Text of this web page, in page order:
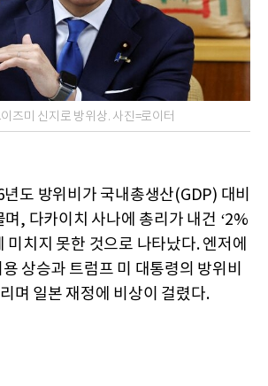
즈미 신지로 방위상. 사진=로이터
도 방위비가 국내총생산(GDP) 대비
, 다카이치 사나에 총리가 내건 ‘2%
미치지 못한 것으로 나타났다. 엔저에
상승과 트럼프 미 대통령의 방위비
며 일본 재정에 비상이 걸렸다.